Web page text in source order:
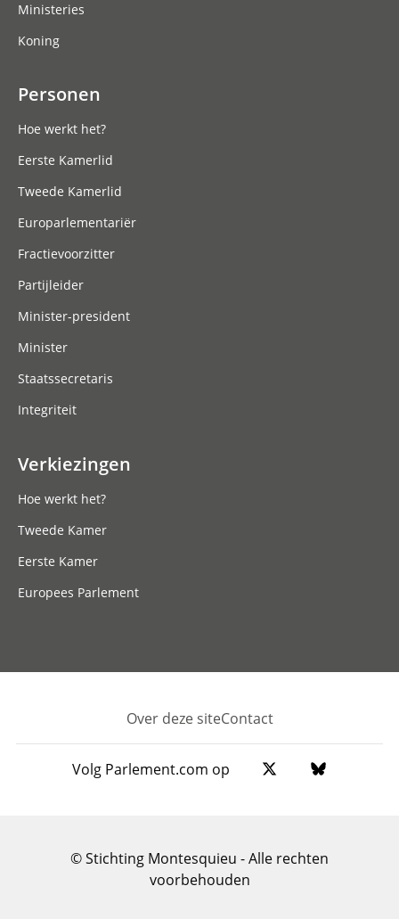
Ministeries
Koning
Personen
Hoe werkt het?
Eerste Kamerlid
Tweede Kamerlid
Europarlementariër
Fractievoorzitter
Partijleider
Minister-president
Minister
Staatssecretaris
Integriteit
Verkiezingen
Hoe werkt het?
Tweede Kamer
Eerste Kamer
Europees Parlement
Footer
Over deze siteContact
Volg Parlement.com op
© Stichting Montesquieu - Alle rechten
voorbehouden